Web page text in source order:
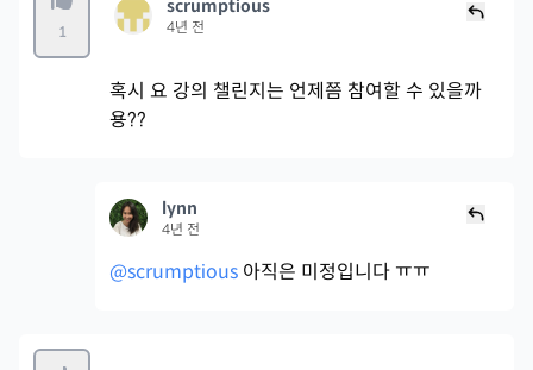
1
scrumptious
4년 전
혹시 요 강의 챌린지는 언제쯤 참여할 수 있을까
용??
lynn
4년 전
@scrumptious 아직은 미정입니다 ㅠㅠ